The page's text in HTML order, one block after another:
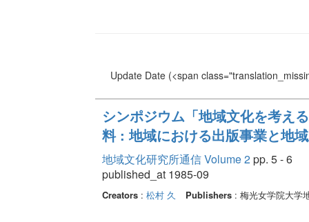
Update Date(<span
シンポジウム「地域文化を考え
料 : 地域における出版事業と地
地域文化研究所通信 Volume 2pp. 5 - 6
published_at 1985-09
Creators: 松村 久 Publishers: 梅光女学院大学